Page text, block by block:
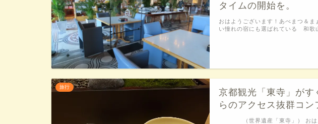
タイムの開始を。
おはようございます！あべまつ＆
い憧れの宿にも選ばれている 和歌
旅行
京都観光「東寺」が
らのアクセス抜群コン
（世界遺産「東寺」） おはよ